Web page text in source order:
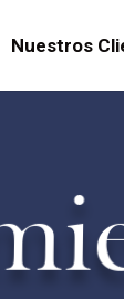
Nuestros